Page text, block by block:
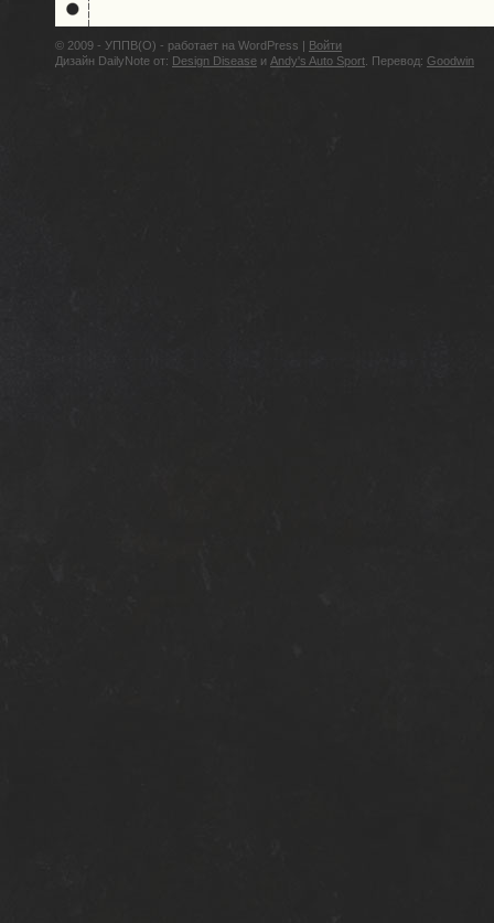
© 2009 - УППВ(О) - работает на WordPress | Войти
Дизайн DailyNote от: Design Disease и Andy's Auto Sport . Перевод: Goodwin